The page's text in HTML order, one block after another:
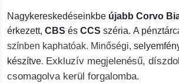
Nagykereskedéseinkbe újabb Corvo
érkezett, CBS és CCS széria. A
színben kaphatóak. Minőségi,
készítve. Exkluzív megjelenésű,
csomagolva kerül forgalomba.